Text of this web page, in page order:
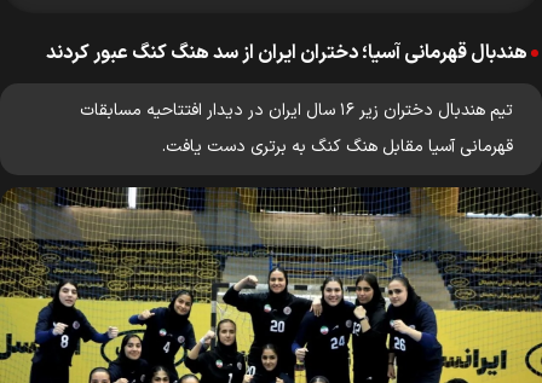
هندبال قهرمانی آسیا؛ دختران ایران از سد هنگ کنگ عبور کردند
تیم هندبال دختران زیر ۱۶ سال ایران در دیدار افتتاحیه مسابقات
قهرمانی آسیا مقابل هنگ کنگ به برتری دست یافت.